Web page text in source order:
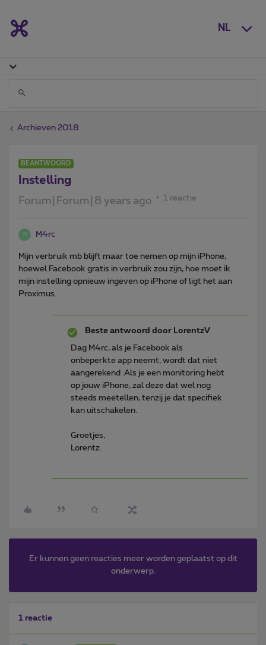
NL
Archieven 2018
BEANTWOORD
Instelling
Forum|Forum|8 years ago 1 reactie
M M4rc
Mijn verbruik mb blijft maar toe nemen op mijn iPhone,
hoewel Facebook gratis in verbruik zou zijn, hoe moet ik
mijn instelling opnieuw ingeven op iPhone of ligt het aan
Proximus.
Beste antwoord door LorentzV
Dag M4rc, als je Facebook als
onbeperkte app neemt, wordt dat niet
aangerekend .Als je een monitoring hebt
op jouw iPhone, zal deze dat wel nog
steeds meetellen, tenzij je dat specifiek
kan uitschakelen.
Groetjes,
Lorentz.
Er kunnen geen reacties meer worden geplaatst op dit
onderwerp.
1 reactie